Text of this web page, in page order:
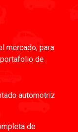
mercado, para
de
automotriz
de